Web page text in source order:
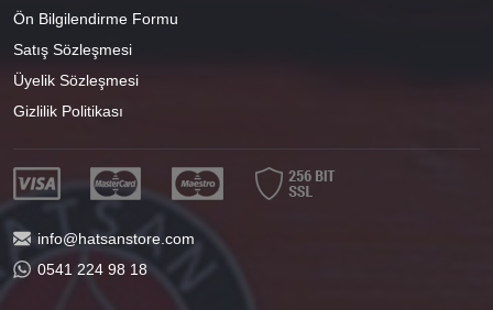
Ön Bilgilendirme Formu
Satış Sözleşmesi
Üyelik Sözleşmesi
Gizlilik Politikası
info@hatsanstore.com
0541 224 98 18